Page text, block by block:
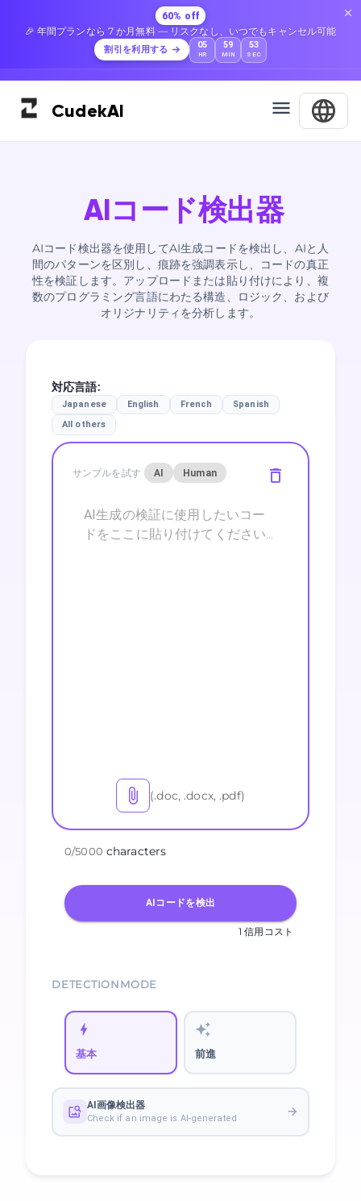
60% off
🎉 年間プランなら 7 か月無料 — リスクなし、いつでもキャンセル可能
割引を利用する 05
HR
59
MIN
52
SEC
CudekAI
AIコード検出器
AIコード検出器を使用してAI生成コードを検出し、AIと人
間のパターンを区別し、痕跡を強調表示し、コードの真正
性を検証します。アップロードまたは貼り付けにより、複
数のプログラミング言語にわたる構造、ロジック、および
オリジナリティを分析します。
対応言語:
Japanese English French
Spanish
All others
サンプルを試す AI Human
(.doc, .docx, .pdf)
0/5000 characters
AIコードを検出
1 信用コスト
DETECTIONMODE
基本 前進
AI画像検出器
Check if an image is AI-generated